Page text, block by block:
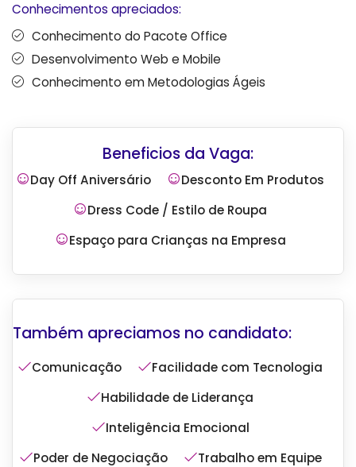
Conhecimentos apreciados:
Conhecimento do Pacote Office
Desenvolvimento Web e Mobile
Conhecimento em Metodologias Ágeis
Beneficios da Vaga:
Day Off Aniversário
Desconto Em Produtos
Dress Code / Estilo de Roupa
Espaço para Crianças na Empresa
Comunicação
Facilidade com Tecnologia
Habilidade de Liderança
Inteligência Emocional
Poder de Negociação
Trabalho em Equipe